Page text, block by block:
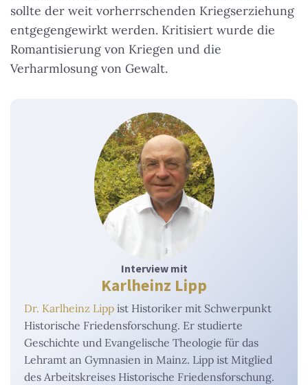
sollte der weit vorherrschenden Kriegserziehung
entgegengewirkt werden. Kritisiert wurde die
Romantisierung von Kriegen und die
Verharmlosung von Gewalt.
Interview mit
Karlheinz Lipp
Dr. Karlheinz Lipp ist Historiker mit Schwerpunkt
Historische Friedensforschung. Er studierte
Geschichte und Evangelische Theologie für das
Lehramt an Gymnasien in Mainz. Lipp ist Mitglied
des Arbeitskreises Historische Friedensforschung.